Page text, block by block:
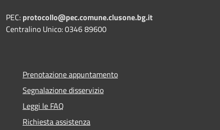
PEC: protocollo@pec.comune.clusone.bg.it
Centralino Unico: 0346 89600
Prenotazione appuntamento
Segnalazione disservizio
Leggi le FAQ
Richiesta assistenza